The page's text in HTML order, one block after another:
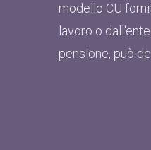
modello CU
lavoro o
pensione, può